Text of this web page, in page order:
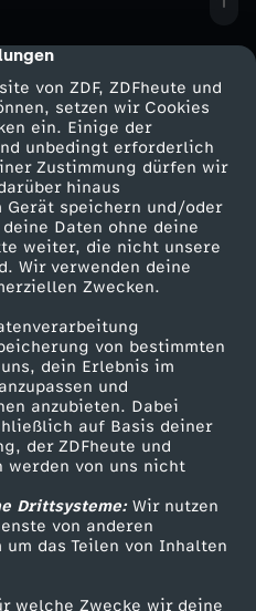
von ZDF, ZDFheute und
setzen wir Cookies
ein. Einige der
unbedingt erforderlich
Zustimmung dürfen wir
hinaus
Gerät speichern und/oder
Daten ohne deine
weiter, die nicht unsere
Wir verwenden deine
Zwecken.
von bestimmten
dein Erlebnis im
und
anzubieten. Dabei
auf Basis deiner
der ZDFheute und
werden von uns nicht
Drittsysteme:Wir nutzen
von anderen
das Teilen von Inhalten
welche Zwecke wir deine
Service
ZDFmitreden
Kontakt zum ZDF
Tickets
Zuschauerservice
Hilfe